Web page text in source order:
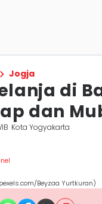
Jogja
di
dan
Kota Yogyakarta
Beyzaa Yurtkuran)